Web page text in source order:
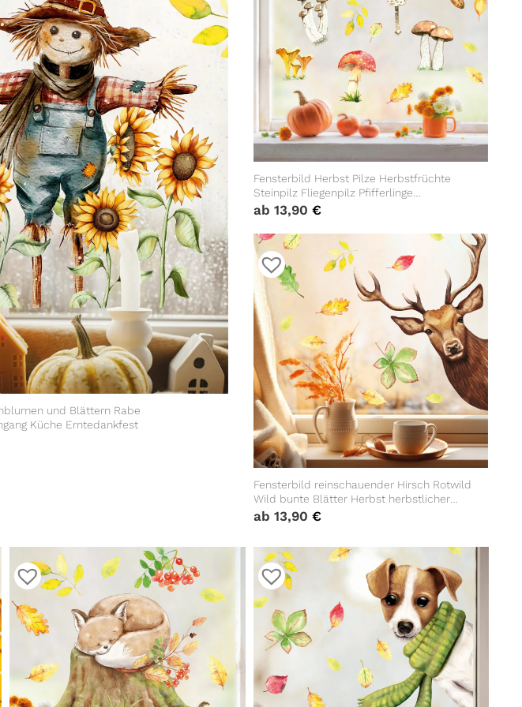
und Blättern Rabe
Küche Erntedankfest
Fensterbild Herbst Pilze Herbstfrüchte
Steinpilz Fliegenpilz Pfifferlinge
Schwammerl bunt wiederverwendbare
Fensteraufkleber Küche Eingang
ab 13,90 €
Fensterbild reinschauender Hirsch Rotwild
Wild bunte Blätter Herbst herbstlicher
Fensteraufkleber Fensterdeko Herbstdeko
ab 13,90 €